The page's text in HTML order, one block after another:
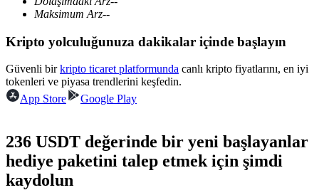
USDC Vadeli İşlemleri
Maksimum Arz--
Kripto yolculuğunuza dakikalar içinde başlayın
Güvenli birkripto ticaret platformunda canlı kripto fiyatlarını, en iyi
tokenleri ve piyasa trendlerini keşfedin.
App Store
Google Play
236 USDT değerinde bir yeni başlayanlar
hediye paketini talep etmek için şimdi
kaydolun